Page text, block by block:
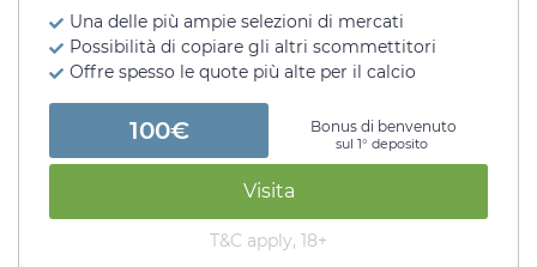
Una delle più ampie selezioni di mercati
Possibilità di copiare gli altri scommettitori
Offre spesso le quote più alte per il calcio
100€ Bonus di benvenuto
sul 1° deposito
Visita
T&C apply, 18+